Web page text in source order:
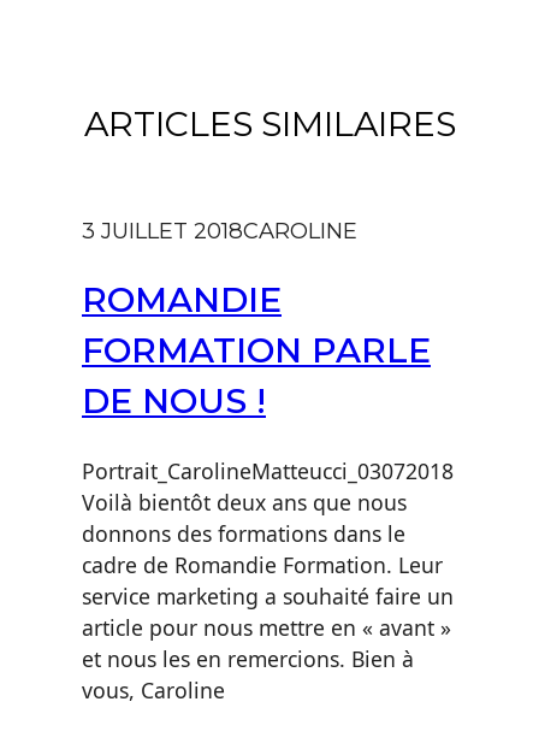
ARTICLES SIMILAIRES
3 JUILLET 2018CAROLINE
ROMANDIE
FORMATION PARLE
DE NOUS !
Portrait_CarolineMatteucci_03072018
Voilà bientôt deux ans que nous
donnons des formations dans le
cadre de Romandie Formation. Leur
service marketing a souhaité faire un
article pour nous mettre en « avant »
et nous les en remercions. Bien à
vous, Caroline